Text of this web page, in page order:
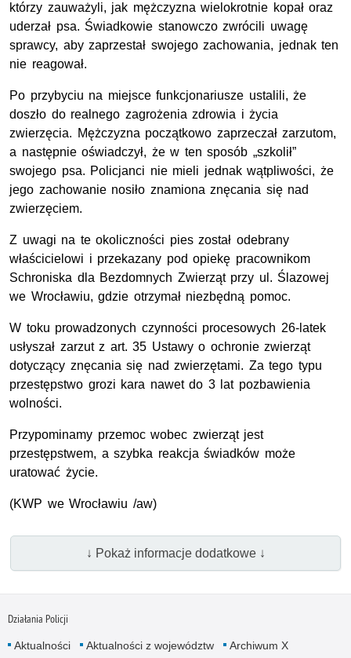
którzy zauważyli, jak mężczyzna wielokrotnie kopał oraz
uderzał psa. Świadkowie stanowczo zwrócili uwagę
sprawcy, aby zaprzestał swojego zachowania, jednak ten
nie reagował.
Po przybyciu na miejsce funkcjonariusze ustalili, że
doszło do realnego zagrożenia zdrowia i życia
zwierzęcia. Mężczyzna początkowo zaprzeczał zarzutom,
a następnie oświadczył, że w ten sposób „szkolił”
swojego psa. Policjanci nie mieli jednak wątpliwości, że
jego zachowanie nosiło znamiona znęcania się nad
zwierzęciem.
Z uwagi na te okoliczności pies został odebrany
właścicielowi i przekazany pod opiekę pracownikom
Schroniska dla Bezdomnych Zwierząt przy ul. Ślazowej
we Wrocławiu, gdzie otrzymał niezbędną pomoc.
W toku prowadzonych czynności procesowych 26-latek
usłyszał zarzut z art. 35 Ustawy o ochronie zwierząt
dotyczący znęcania się nad zwierzętami. Za tego typu
przestępstwo grozi kara nawet do 3 lat pozbawienia
wolności.
Przypominamy przemoc wobec zwierząt jest
przestępstwem, a szybka reakcja świadków może
uratować życie.
(KWP we Wrocławiu /aw)
↓ Pokaż informacje dodatkowe ↓
Działania Policji
Aktualności Aktualności z województw
Archiwum X